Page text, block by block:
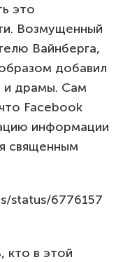
это
Возмущенный
Вайнберга,
добавил
и драмы. Сам
Facebook
информации
священным
status/6776157
кто в этой